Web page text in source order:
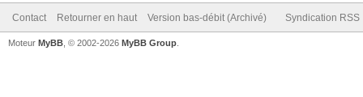
Contact Retourner en haut Version bas-débit (Archivé) Syndication RSS
Moteur MyBB , © 2002-2026 MyBB Group